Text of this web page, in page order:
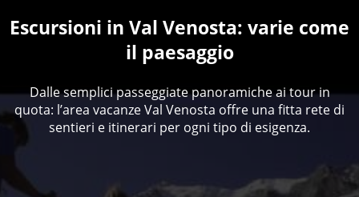
Escursioni in Val Venosta: varie come
il paesaggio
Dalle semplici passeggiate panoramiche ai tour in
quota: l’area vacanze Val Venosta offre una fitta rete di
sentieri e itinerari per ogni tipo di esigenza.